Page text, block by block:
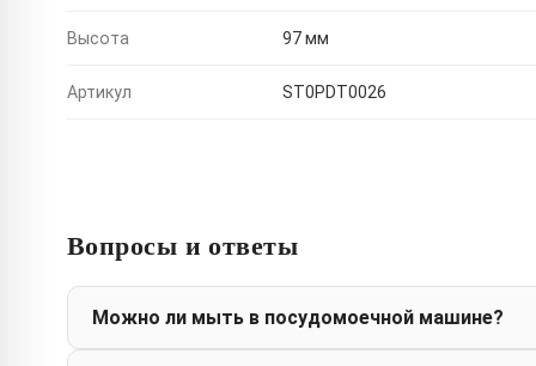
Высота 97 мм
Артикул ST0PDT0026
Вопросы и ответы
Можно ли мыть в посудомоечной машине?